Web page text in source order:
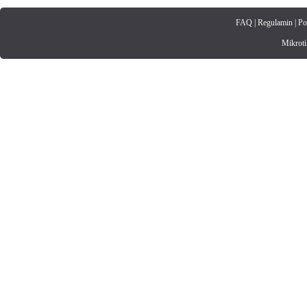
FAQ| Regulamin|